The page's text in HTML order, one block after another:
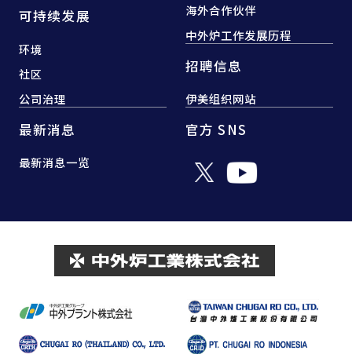
可持续发展
环境
社区
公司治理
最新消息
最新消息一览
海外合作伙伴
中外炉工作发展历程
招聘信息
伊美组织网站
官方 SNS